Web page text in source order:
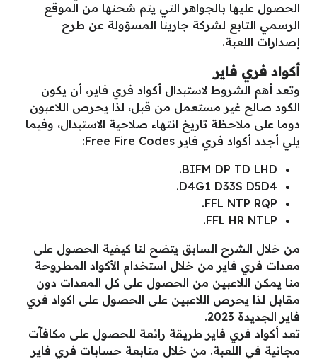
الحصول عليها بالجواهر التي يتم شحنها من الموقع
الرسمي التابع لشركة جارينا المسؤولة عن طرح
إصدارات اللعبة.
أكواد فري فاير
وتعد أهم الشروط لاستبدال أكواد فري فاير، أن يكون
الكود صالح غير مستعمل من قبل، لذا يحرص اللاعبون
دوما على ملاحظة تاريخ انتهاء صلاحية الاستبدال، وفيما
يلي أجدد أكواد فري فاير Free Fire Codes:
BIFM DP TD LHD.
D4G1 D33S D5D4.
FFL NTP RQP.
FFL HR NTLP.
من خلال الشرح السابق يتضح لنا كيفية الحصول على
معدات فري فاير من خلال استخدام الأكواد المطروحة
منا يمكن اللاعبين من الحصول على كل المعدات دون
مقابل لذا يحرص اللاعبين على الحصول على اكواد فري
فاير الجديدة 2023.
تعد أكواد فري فاير طريقة رائعة للحصول على مكافآت
مجانية في اللعبة. من خلال متابعة حسابات فري فاير